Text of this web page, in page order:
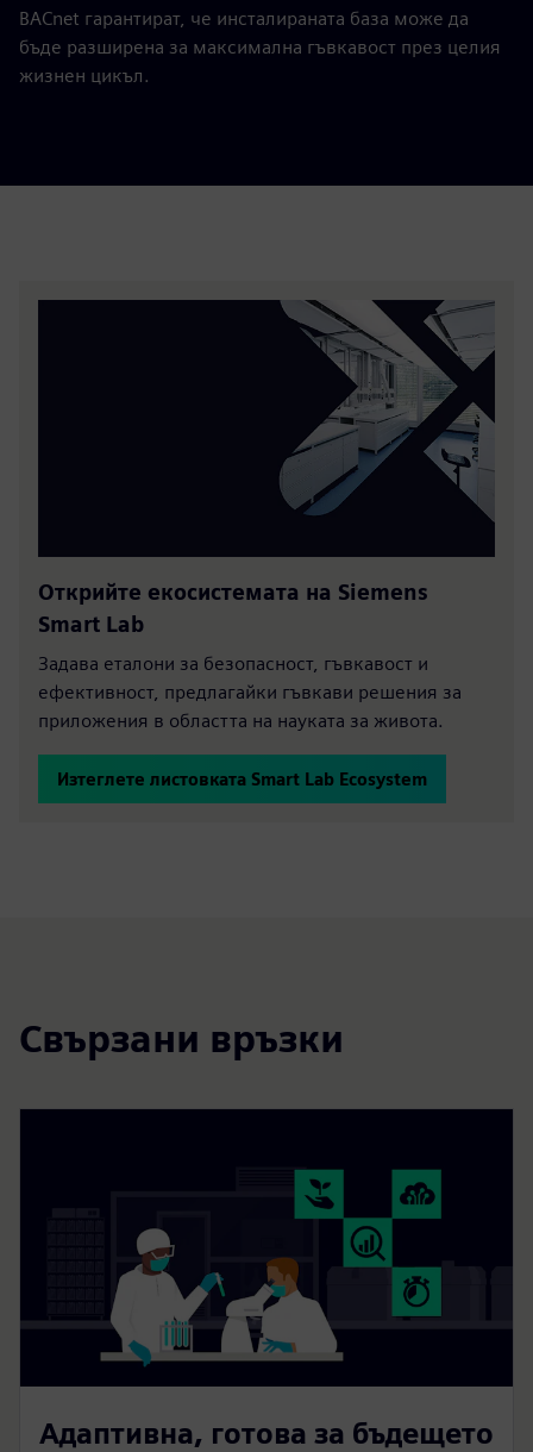
BACnet гарантират, че инсталираната база може да
бъде разширена за максимална гъвкавост през целия
жизнен цикъл.
Открийте екосистемата на Siemens
Smart Lab
Задава еталони за безопасност, гъвкавост и
ефективност, предлагайки гъвкави решения за
приложения в областта на науката за живота.
Изтеглете листовката Smart Lab Ecosystem
Свързани връзки
Адаптивна, готова за бъдещето